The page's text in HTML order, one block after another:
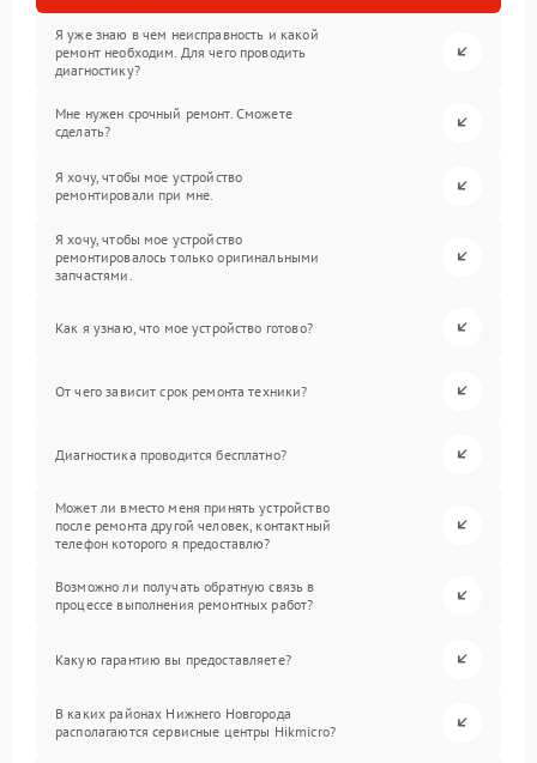
Я уже знаю в чем неисправность и какой
ремонт необходим. Для чего проводить
диагностику?
Мне нужен срочный ремонт. Сможете
сделать?
Я хочу, чтобы мое устройство
ремонтировали при мне.
Я хочу, чтобы мое устройство
ремонтировалось только оригинальными
запчастями.
Как я узнаю, что мое устройство готово?
От чего зависит срок ремонта техники?
Диагностика проводится бесплатно?
Может ли вместо меня принять устройство
после ремонта другой человек, контактный
телефон которого я предоставлю?
Возможно ли получать обратную связь в
процессе выполнения ремонтных работ?
Какую гарантию вы предоставляете?
В каких районах Нижнего Новгорода
располагаются сервисные центры Hikmicro?